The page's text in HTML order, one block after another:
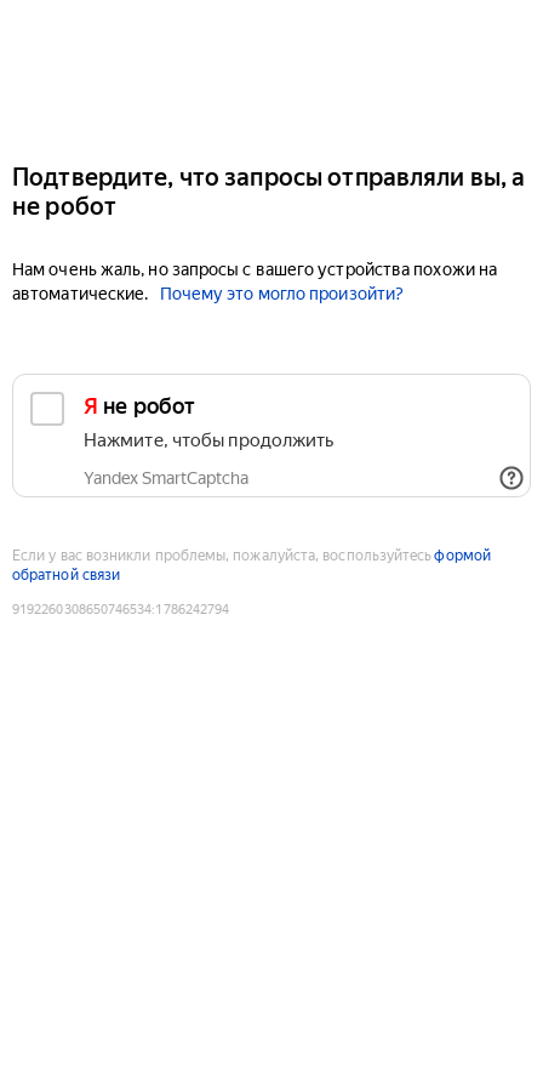
Подтвердите, что запросы отправляли вы, а
не робот
Нам очень жаль, но запросы с вашего устройства похожи на
автоматические.
Почему это могло произойти?
Я не робот
Нажмите, чтобы продолжить
Yandex SmartCaptcha
Если у вас возникли проблемы, пожалуйста, воспользуйтесьформой
обратной связи
9192260308650746534:1786242794